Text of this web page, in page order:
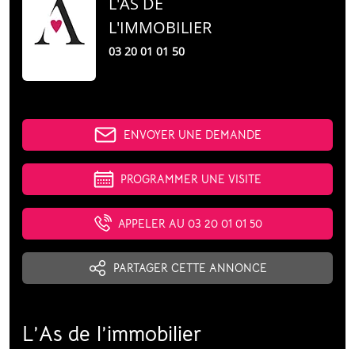
L'IMMOBILIER
03 20 01 01 50
ENVOYER UNE DEMANDE
PROGRAMMER UNE VISITE
APPELER AU 03 20 01 01 50
PARTAGER CETTE ANNONCE
L’As de l’immobilier